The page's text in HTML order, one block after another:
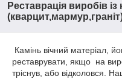
Реставрація виробів
Камінь вічний матеріал,
реставрувати, якщо на
тріснув, або відколовся.